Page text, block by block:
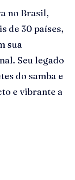
no Brasil,
de 30 países,
sua
Seu legado
do samba e
e vibrante a